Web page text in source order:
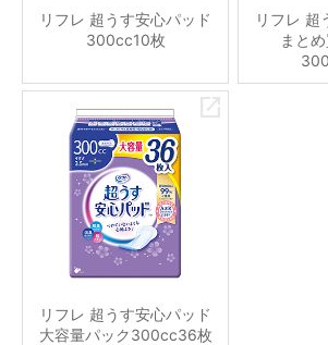
リフレ 超うす安心パッド
300cc10枚
リフレ 超
まと
リフレ 超うす安心パッド
大容量パック300cc36枚